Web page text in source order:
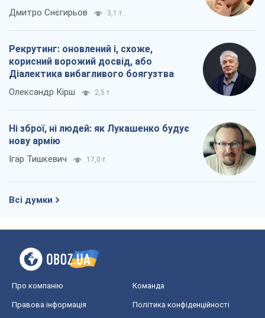
окупантів
Дмитро Снєгирьов 3,1 т.
Рекрутинг: оновлений і, схоже,
корисний ворожий досвід, або
Діалектика вибагливого боягузтва
Олександр Кірш 2,5 т.
Ні зброї, ні людей: як Лукашенко будує
нову армію
Ігар Тишкевич 17,0 т.
Всі думки
Про компанію Команда
Правова інформація Політика конфіденційності